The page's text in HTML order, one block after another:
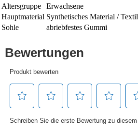
Altersgruppe
Erwachsene
Hauptmaterial Synthetisches Material / Textil
Sohle
abriebfestes Gummi